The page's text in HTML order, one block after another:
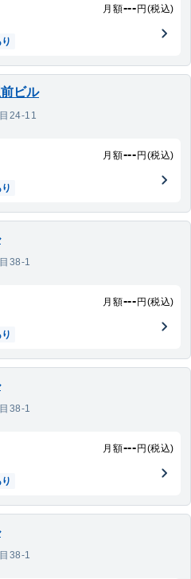
月額--- 円(税込)
ビル
24-11
月額--- 円(税込)
38-1
月額--- 円(税込)
38-1
月額--- 円(税込)
38-1